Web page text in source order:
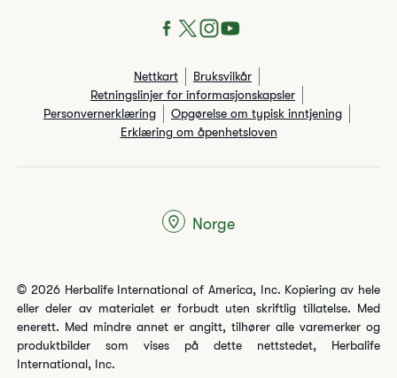
Nettkart
Bruksvilkår
Retningslinjer for informasjonskapsler
Personvernerklæring
Opgørelse om typisk inntjening
Erklæring om åpenhetsloven
© 2026 Herbalife International of America, Inc. Kopiering av hele
eller deler av materialet er forbudt uten skriftlig tillatelse. Med
enerett. Med mindre annet er angitt, tilhører alle varemerker og
produktbilder som vises på dette nettstedet, Herbalife
International, Inc.
Norge